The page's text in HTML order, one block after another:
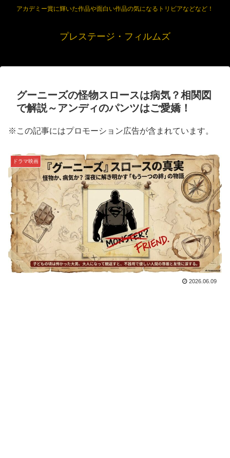
アカデミー賞に輝いた作品や面白い作品の気になるトリビアなどなど！
プレステージ・フィルムズ
グーニーズの怪物スロースは病気？相関図
で解説～アンディのパンツはご愛嬌！
※この記事にはプロモーション広告が含まれています。
ドラマ映画
2026.06.09